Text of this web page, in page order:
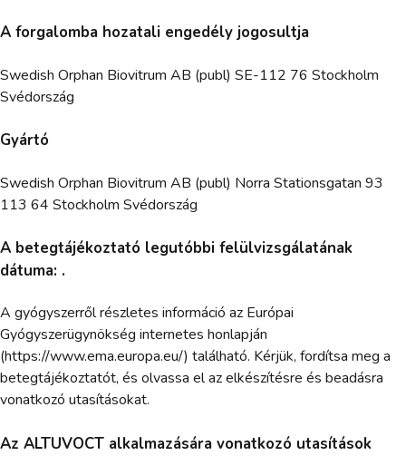
A forgalomba hozatali engedély jogosultja
Swedish Orphan Biovitrum AB (publ) SE-112 76 Stockholm
Svédország
Gyártó
Swedish Orphan Biovitrum AB (publ) Norra Stationsgatan 93
113 64 Stockholm Svédország
A betegtájékoztató legutóbbi felülvizsgálatának
dátuma: .
A gyógyszerről részletes információ az Európai
Gyógyszerügynökség internetes honlapján
(https://www.ema.europa.eu/) található. Kérjük, fordítsa meg a
betegtájékoztatót, és olvassa el az elkészítésre és beadásra
vonatkozó utasításokat.
Az ALTUVOCT alkalmazására vonatkozó utasítások